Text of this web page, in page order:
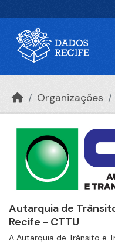
Organizações
Autarquia de
Recife - CTTU
A Autarquia de Trânsito e